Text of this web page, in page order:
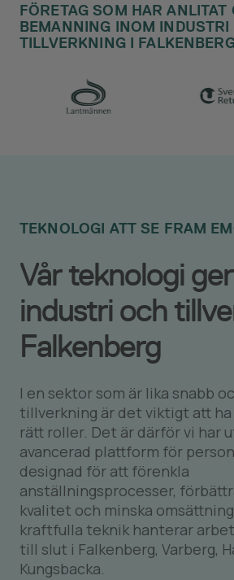
FÖRETAG SOM HAR ANLITAT
BEMANNING INOM INDUSTRI
TILLVERKNING I FALKENBERG
Vår teknologi
industri och
Falkenberg
TEKNOLOGI ATT SE FRAM
I en sektor som är lika snabb
tillverkning är det viktigt att
rätt roller. Det är därför vi har
avancerad plattform för
designad för att förenkla
anställningsprocesser,
kvalitet och minska
kraftfulla teknik hanterar
till slut i Falkenberg, Varberg,
Kungsbacka.